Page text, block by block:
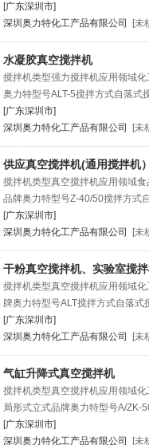
[广东深圳市]
深圳奥力特化工产品有限公司
[未
水凝胶真空搅拌机
搅拌机类型强力搅拌机应用领域
奥力特型号ALT-5搅拌方式自落式
[广东深圳市]
深圳奥力特化工产品有限公司
[未
供应真空搅拌机(通用搅拌机）
搅拌机类型真空搅拌机应用领域
品牌奥力特型号Z-40/50搅拌方式
[广东深圳市]
深圳奥力特化工产品有限公司
[未
干粉真空搅拌机、实验室搅
搅拌机类型真空搅拌机应用领域
牌奥力特型号ALT搅拌方式自落式
[广东深圳市]
深圳奥力特化工产品有限公司
[未
气缸升降式真空搅拌机
搅拌机类型真空搅拌机应用领域
局形式立式品牌奥力特型号A/ZK-
[广东深圳市]
深圳奥力特化工产品有限公司
[未